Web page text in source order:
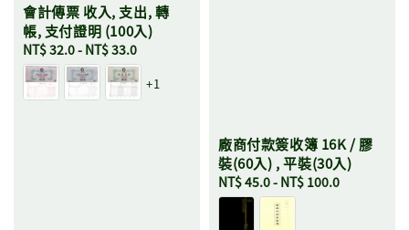
會計傳票 收入, 支出, 轉
帳, 支付證明 (100入)
Regular
price
NT$ 32.0- NT$ 33.0
+1
廠商付款簽收簿 16K / 膠
裝(60入) , 平裝(30入)
Regular
price
NT$ 45.0- NT$ 100.0